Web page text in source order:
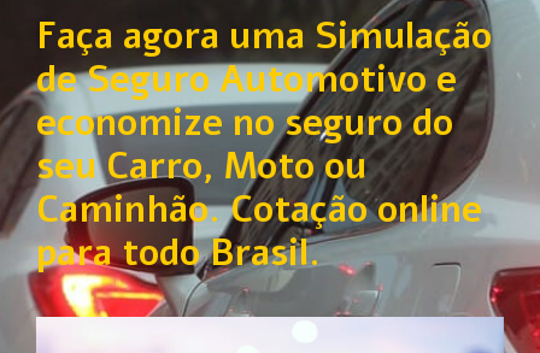
Faça agora uma Simulação
de Seguro Automotivo e
economize no seguro do
seu Carro, Moto ou
Caminhão. Cotação online
para todo Brasil.